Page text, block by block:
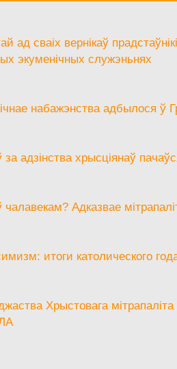
ад сваіх вернікаў
экуменічных служэньнях
набажэнства адбылося ў
адзінства хрысціянаў
Адказвае
итоги католического
Хрыстовага мітрапаліта